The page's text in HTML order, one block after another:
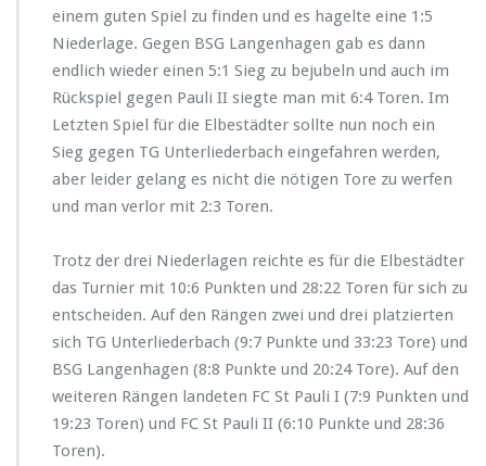
einem guten Spiel zu finden und es hagelte eine 1:5
Niederlage. Gegen BSG Langenhagen gab es dann
endlich wieder einen 5:1 Sieg zu bejubeln und auch im
Rückspiel gegen Pauli II siegte man mit 6:4 Toren. Im
Letzten Spiel für die Elbestädter sollte nun noch ein
Sieg gegen TG Unterliederbach eingefahren werden,
aber leider gelang es nicht die nötigen Tore zu werfen
und man verlor mit 2:3 Toren.
Trotz der drei Niederlagen reichte es für die Elbestädter
das Turnier mit 10:6 Punkten und 28:22 Toren für sich zu
entscheiden. Auf den Rängen zwei und drei platzierten
sich TG Unterliederbach (9:7 Punkte und 33:23 Tore) und
BSG Langenhagen (8:8 Punkte und 20:24 Tore). Auf den
weiteren Rängen landeten FC St Pauli I (7:9 Punkten und
19:23 Toren) und FC St Pauli II (6:10 Punkte und 28:36
Toren).